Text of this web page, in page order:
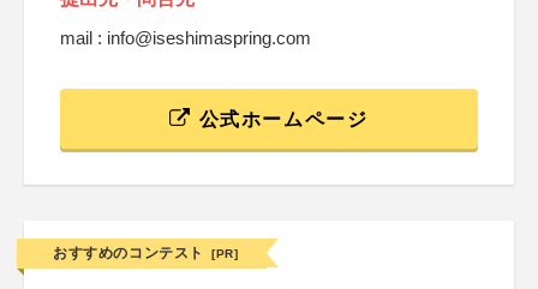
mail : info@iseshimaspring.com
公式ホームページ
おすすめのコンテスト [PR]